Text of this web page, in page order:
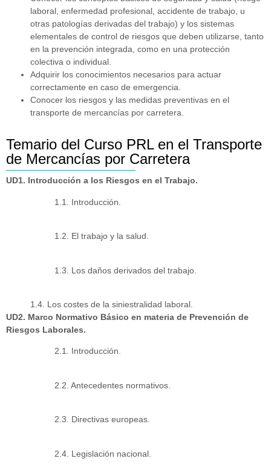
laboral, enfermedad profesional, accidente de trabajo, u
otras patologías derivadas del trabajo) y los sistemas
elementales de control de riesgos que deben utilizarse, tanto
en la prevención integrada, como en una protección
colectiva o individual.
Adquirir los conocimientos necesarios para actuar
correctamente en caso de emergencia.
Conocer los riesgos y las medidas preventivas en el
transporte de mercancías por carretera.
Temario del Curso PRL en el Transporte
de Mercancías por Carretera
UD1. Introducción a los Riesgos en el Trabajo.
1.1. Introducción.
1.2. El trabajo y la salud.
1.3. Los daños derivados del trabajo.
1.4. Los costes de la siniestralidad laboral.
UD2. Marco Normativo Básico en materia de Prevención de
Riesgos Laborales.
2.1. Introducción.
2.2. Antecedentes normativos.
2.3. Directivas europeas.
2.4. Legislación nacional.